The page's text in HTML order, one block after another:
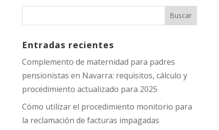
Entradas recientes
Complemento de maternidad para padres
pensionistas en Navarra: requisitos, cálculo y
procedimiento actualizado para 2025
Cómo utilizar el procedimiento monitorio para
la reclamación de facturas impagadas